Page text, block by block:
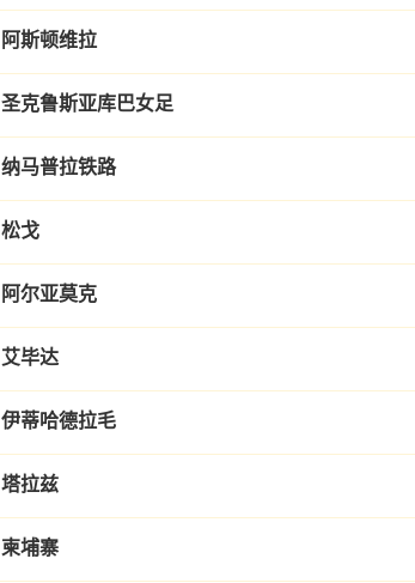
阿斯顿维拉
圣克鲁斯亚库巴女足
纳马普拉铁路
松戈
阿尔亚莫克
艾毕达
伊蒂哈德拉毛
塔拉兹
柬埔寨